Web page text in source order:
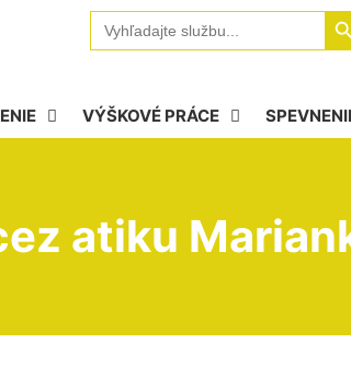
Search
for:
VÝŠKOVÉ PRÁCE
atiku